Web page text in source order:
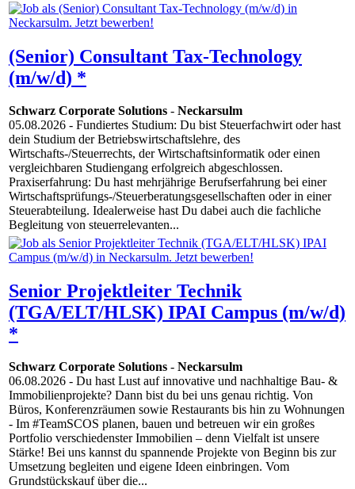
(Senior) Consultant Tax-Technology
(m/w/d) *
Schwarz Corporate Solutions - Neckarsulm
05.08.2026 - Fundiertes Studium: Du bist Steuerfachwirt oder hast
dein Studium der Betriebswirtschaftslehre, des
Wirtschafts-/Steuerrechts, der Wirtschaftsinformatik oder einen
vergleichbaren Studiengang erfolgreich abgeschlossen.
Praxiserfahrung: Du hast mehrjährige Berufserfahrung bei einer
Wirtschaftsprüfungs-/Steuerberatungsgesellschaften oder in einer
Steuerabteilung. Idealerweise hast Du dabei auch die fachliche
Begleitung von steuerrelevanten...
Senior Projektleiter Technik
(TGA/ELT/HLSK) IPAI Campus (m/w/d)
*
Schwarz Corporate Solutions - Neckarsulm
06.08.2026 - Du hast Lust auf innovative und nachhaltige Bau- &
Immobilienprojekte? Dann bist du bei uns genau richtig. Von
Büros, Konferenzräumen sowie Restaurants bis hin zu Wohnungen
- Im #TeamSCOS planen, bauen und betreuen wir ein großes
Portfolio verschiedenster Immobilien – denn Vielfalt ist unsere
Stärke! Bei uns kannst du spannende Projekte von Beginn bis zur
Umsetzung begleiten und eigene Ideen einbringen. Vom
Grundstückskauf über die...